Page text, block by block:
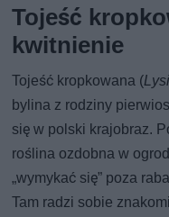
Tojeść
kwitnienie
Tojeść kropkowana (
bylina z rodziny
się w polski krajobraz.
roślina ozdobna w
„wymykać się” poza
Tam radzi sobie